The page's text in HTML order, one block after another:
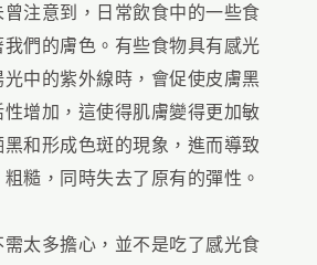
注意到，日常飲食中的一些食
們的膚色。有些食物具有感光
中的紫外線時，會促使皮膚黑
增加，這使得肌膚變得更加敏
和形成色斑的現象，進而導致
糙，同時失去了原有的彈性。
太多擔心，並不是吃了感光食